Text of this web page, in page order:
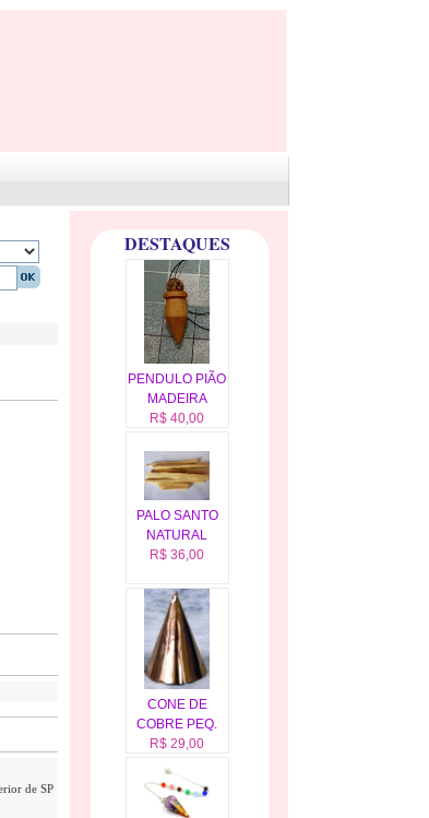
de SP
DESTAQUES
PENDULO PIÃO
MADEIRA
R$ 40,00
PALO SANTO
NATURAL
R$ 36,00
CONE DE
COBRE PEQ.
R$ 29,00